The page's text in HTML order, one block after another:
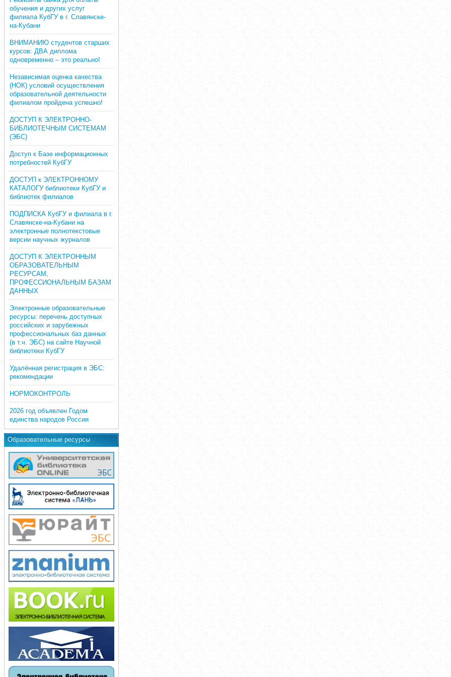
обучения и других услуг
филиала КубГУ в г. Славянске-
на-Кубани
ВНИМАНИЮ студентов старших
курсов: ДВА диплома
одновременно – это реально!
Независимая оценка качества
(НОК) условий осуществления
образовательной деятельности
филиалом пройдена успешно!
ДОСТУП К ЭЛЕКТРОННО-
БИБЛИОТЕЧНЫМ СИСТЕМАМ
(ЭБС)
Доступ к Базе информационных
потребностей КубГУ
ДОСТУП к ЭЛЕКТРОННОМУ
КАТАЛОГУ библиотеки КубГУ и
библиотек филиалов
ПОДПИСКА КубГУ и филиала в г.
Славянске-на-Кубани на
электронные полнотекстовые
версии научных журналов
ДОСТУП К ЭЛЕКТРОННЫМ
ОБРАЗОВАТЕЛЬНЫМ
РЕСУРСАМ,
ПРОФЕССИОНАЛЬНЫМ БАЗАМ
ДАННЫХ
Электронные образовательные
ресурсы: перечень доступных
российских и зарубежных
профессиональных баз данных
(в т.ч. ЭБС) на сайте Научной
библиотеки КубГУ
Удалённая регистрация в ЭБС:
рекомендации
НОРМОКОНТРОЛЬ
2026 год объявлен Годом
единства народов России
Образовательные ресурсы